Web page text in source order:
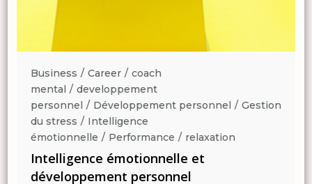
Business Career
coach
mental
developpement
personnel
Développement personnel
Gestion
du stress
Intelligence
émotionnelle
Performance relaxation
Intelligence émotionnelle et
développement personnel